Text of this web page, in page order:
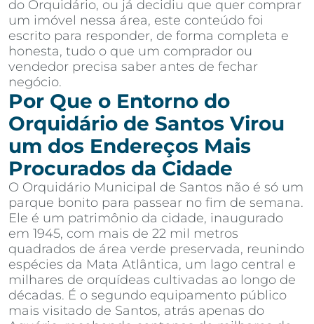
do Orquidário, ou já decidiu que quer comprar
um imóvel nessa área, este conteúdo foi
escrito para responder, de forma completa e
honesta, tudo o que um comprador ou
vendedor precisa saber antes de fechar
negócio.
Por Que o Entorno do
Orquidário de Santos Virou
um dos Endereços Mais
Procurados da Cidade
O Orquidário Municipal de Santos não é só um
parque bonito para passear no fim de semana.
Ele é um patrimônio da cidade, inaugurado
em 1945, com mais de 22 mil metros
quadrados de área verde preservada, reunindo
espécies da Mata Atlântica, um lago central e
milhares de orquídeas cultivadas ao longo de
décadas. É o segundo equipamento público
mais visitado de Santos, atrás apenas do